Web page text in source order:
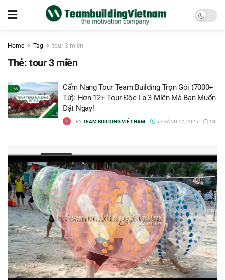
Home Tag tour 3 miền
Thẻ:tour 3 miền
Cẩm Nang Tour Team Building Trọn Gói (7000+
Từ): Hơn 12+ Tour Độc Lạ 3 Miền Mà Bạn Muốn
Đặt Ngay!
BYTEAM BUILDING VIỆT NAM 5 THÁNG 12, 2025 13